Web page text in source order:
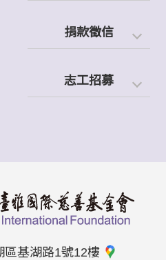
捐款徵信
志工招募
區基湖路1號12樓